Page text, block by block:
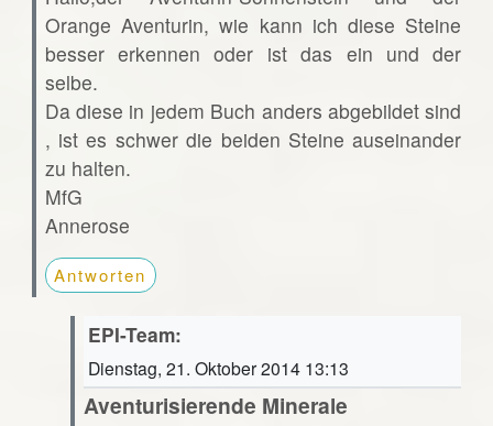
Orange Aventurin, wie kann ich diese Steine
besser erkennen oder ist das ein und der
selbe.
Da diese in jedem Buch anders abgebildet sind
, ist es schwer die beiden Steine auseinander
zu halten.
MfG
Annerose
Antworten
EPI-Team:
Dienstag, 21. Oktober 2014 13:13
Aventurisierende Minerale